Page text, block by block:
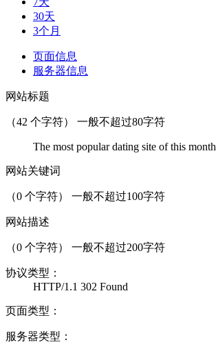
30天
3个月
页面信息
服务器信息
网站标题
（42 个字符） 一般不超过80字符
The most popular dating site of this month
网站关键词
（0 个字符） 一般不超过100字符
网站描述
（0 个字符） 一般不超过200字符
协议类型：
HTTP/1.1 302 Found
页面类型：
服务器类型：